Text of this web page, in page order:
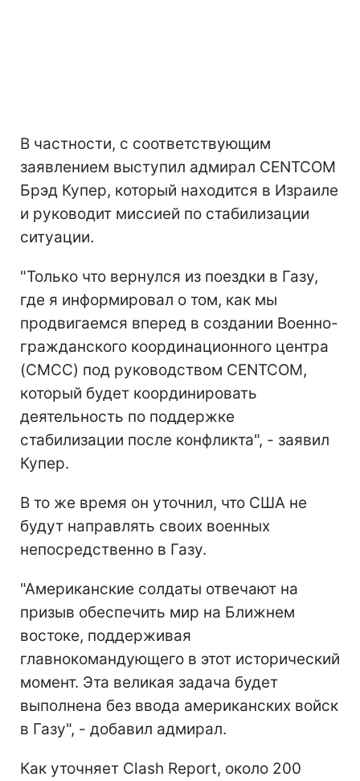
В частности, с соответствующим
заявлением выступил адмирал CENTCOM
Брэд Купер, который находится в Израиле
и руководит миссией по стабилизации
ситуации.
"Только что вернулся из поездки в Газу,
где я информировал о том, как мы
продвигаемся вперед в создании Военно-
гражданского координационного центра
(CMCC) под руководством CENTCOM,
который будет координировать
деятельность по поддержке
стабилизации после конфликта", - заявил
Купер.
В то же время он уточнил, что США не
будут направлять своих военных
непосредственно в Газу.
"Американские солдаты отвечают на
призыв обеспечить мир на Ближнем
востоке, поддерживая
главнокомандующего в этот исторический
момент. Эта великая задача будет
выполнена без ввода американских войск
в Газу", - добавил адмирал.
Как уточняет Clash Report, около 200